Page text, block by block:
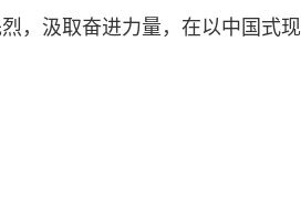
，汲取奋进力量，在以中国式现